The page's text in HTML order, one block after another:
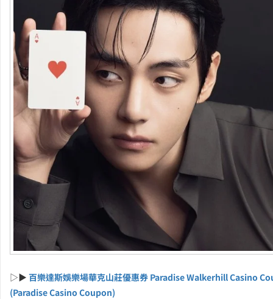
▷▶ 百樂達斯娛樂場華克山莊優惠券 Paradise Walkerhill Casino
(Paradise Casino Coupon)